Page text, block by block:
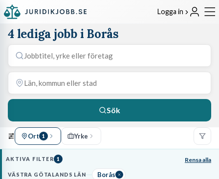
Logga in
4 lediga jobb i Borås
Sök
Ort 1 Yrke
AKTIVA FILTER 1 Rensa alla
VÄSTRA GÖTALANDS LÄN Borås